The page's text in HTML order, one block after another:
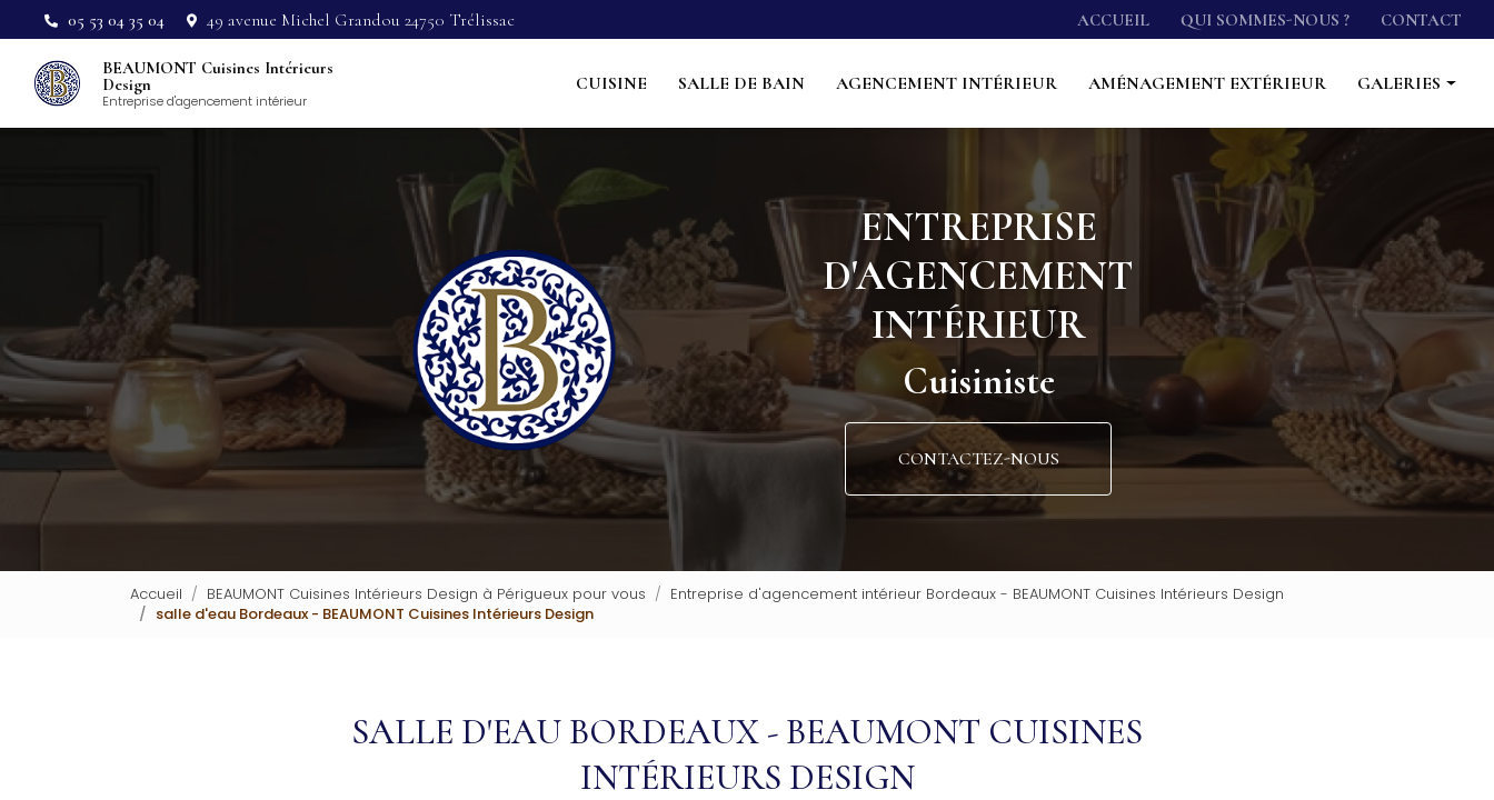
au
contenu
principal
05 53 04 35 04 49 avenue Michel Grandou 24750 Trélissac
BEAUMONT Cuisines Intérieurs
Design
Entreprise d'agencement intérieur
ACCUEIL QUI SOMMES-NOUS ? CONTACT
CUISINE
SALLE DE BAIN AGENCEMENT INTÉRIEUR AMÉNAGEMENT EXTÉRIEUR GALERIES
Cuisine
Salle de bain
Agencement intérieur
Aménagement extérieur
ENTREPRISE
D'AGENCEMENT
INTÉRIEUR
Cuisiniste
CONTACTEZ-NOUS
Accueil BEAUMONT Cuisines Intérieurs Design à Périgueux pour vous
Entreprise d'agencement intérieur Bordeaux - BEAUMONT Cuisines Intérieurs Design
salle d'eau Bordeaux - BEAUMONT Cuisines Intérieurs Design
SALLE D'EAU BORDEAUX - BEAUMONT CUISINES
INTÉRIEURS DESIGN